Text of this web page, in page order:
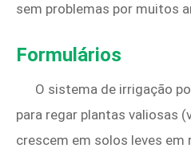
sem problemas por muitos
Formulários
O sistema de irrigação
para regar plantas valiosas
crescem em solos leves